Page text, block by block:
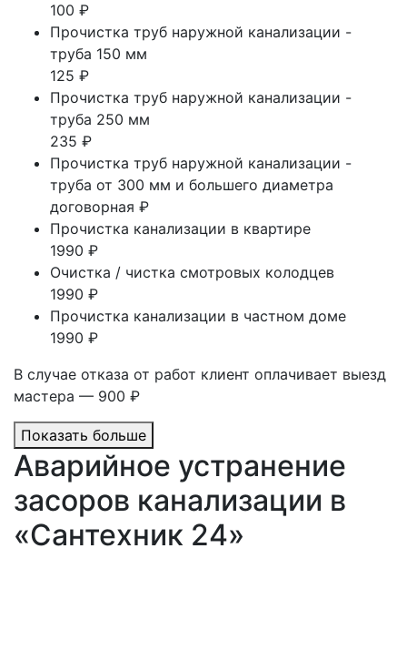
100 ₽
Прочистка труб наружной канализации -
труба 150 мм
125 ₽
Прочистка труб наружной канализации -
труба 250 мм
235 ₽
Прочистка труб наружной канализации -
труба от 300 мм и большего диаметра
договорная ₽
Прочистка канализации в квартире
1990 ₽
Очистка / чистка смотровых колодцев
1990 ₽
Прочистка канализации в частном доме
1990 ₽
В случае отказа от работ клиент оплачивает выезд
мастера — 900 ₽
Показать больше
Аварийное устранение
засоров канализации в
«Сантехник 24»